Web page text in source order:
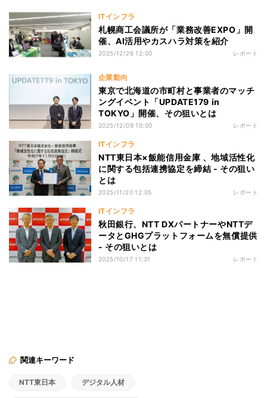
ITインフラ
札幌商工会議所が「業務改善EXPO」開
催、AI活用やカスハラ対策を紹介
2025/12/26 12:00 レポート
企業動向
東京で北海道の市町村と事業者のマッチ
ングイベント「UPDATE179 in
TOKYO」開催、その狙いとは
2025/12/09 10:00 レポート
ITインフラ
NTT東日本×飯能信用金庫 、地域活性化
に関する包括連携協定を締結 - その狙い
とは
2025/11/20 12:05 レポート
ITインフラ
秋田銀行、NTT DXパートナーやNTTデ
ータとGHGプラットフォームを無償提供
- その狙いとは
2025/10/17 11:31 レポート
関連キーワード
NTT東日本 デジタル人材